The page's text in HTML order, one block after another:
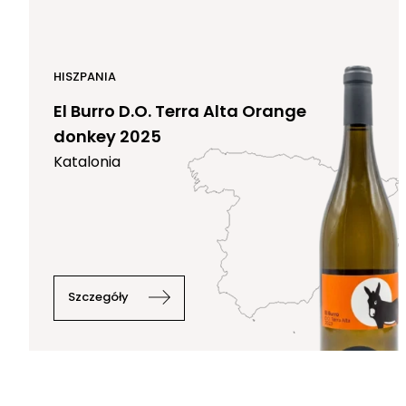
HISZPANIA
El Burro D.O. Terra Alta Orange
donkey 2025
Katalonia
Szczegóły